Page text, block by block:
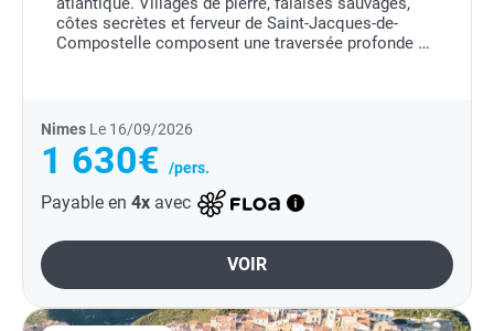
côtes secrètes et ferveur de Saint-Jacques-de-
Compostelle composent une traversée profonde et
Nimes Le 16/09/2026
1 630€ /pers.
Payable en 4x avec
VOIR